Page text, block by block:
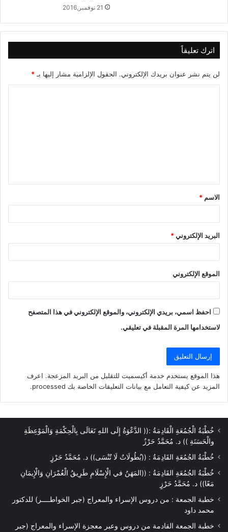
21 نوفمبر,2016
اترك تعليقاً
لن يتم نشر عنوان بريدك الإلكتروني. الحقول الإلزامية مشار إليها بـ *
ق
*
الاسم *
البريد الإلكتروني*
الموقع الإلكتروني
احفظ اسمي، بريدي الإلكتروني، والموقع الإلكتروني في هذا المتصفح
لاستخدامها المرة المقبلة في تعليقي.
هذا الموقع يستخدم خدمة أكيسميت للتقليل من البريد المزعجة. اعرف
المزيد عن كيفية التعامل مع بيانات التعليقات الخاصة بك processed
.
خُطْبَةُ الْجُمُعَةِ الْقَادِمَةُ :(( الدَّعْوَةُ إِلَى اللهِ تَعَالَى بِالْحِكْمَةِ وَالْمَوْعِظَةِ
والْحَسَنَةِ )) د. مُحَمَّدُ حَرْزٌ
خُطْبَةُ الجُمُعَةِ القَادِمَةُ : ((بُطُولَاتٌ لَا تُنْسَى)) د. مُحَمَّدُ حَرْزٍ
خُطْبَةُ الجُمُعَةِ القَادِمَةُ : ((المَهَنُ في الْإِسْلَامِ طَرِيقُ الْعُمْرَانِ وَالْإِيمَانِ
مَعًا)) د. مُحَمَّدُ حَرْزٍ
خطبة الجمعة : من دروس الإسراء والمعراج (جبر الخواطــــر) للدكتور
محمد داود
خطبة الجمعة القادمة من دروس وعبر معجزة الإسراء والمعراج (جبر